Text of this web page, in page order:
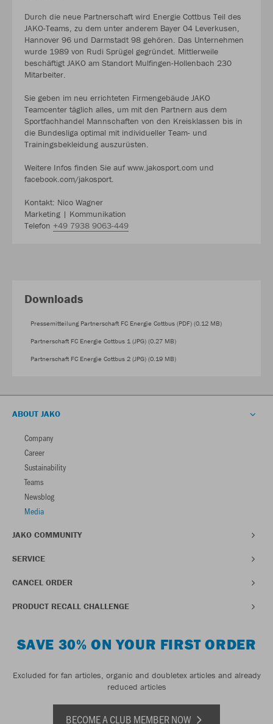
Durch die neue Partnerschaft wird Energie Cottbus Teil des
JAKO-Teams, zu dem unter anderem Bayer 04 Leverkusen,
Hannover 96 und Darmstadt 98 gehören. Das Unternehmen
wurde 1989 von Rudi Sprügel gegründet. Mittlerweile
beschäftigt JAKO am Standort Mulfingen-Hollenbach 230
Mitarbeiter.
Sie geben im neu errichteten Firmengebäude JAKO
Teamcenter täglich alles, um mit den Partnern aus dem
Sportfachhandel Mannschaften von den Kreisklassen bis in
die Bundesliga optimal mit individueller Team- und
Trainingsbekleidung auszurüsten.
Weitere Infos finden Sie auf www.jakosport.com und
facebook.com/jakosport.
Kontakt: Nico Wagner
Marketing | Kommunikation
Telefon +49 7938 9063-449
Downloads
Pressemitteilung Partnerschaft FC Energie Cottbus (PDF) (0.12 MB)
Partnerschaft FC Energie Cottbus 1 (JPG) (0.27 MB)
Partnerschaft FC Energie Cottbus 2 (JPG) (0.19 MB)
ABOUT JAKO
Company
Career
Sustainability
Teams
Newsblog
Media
JAKO COMMUNITY
SERVICE
CANCEL ORDER
PRODUCT RECALL CHALLENGE
SAVE 30% ON YOUR FIRST ORDER
Excluded for fan articles, organic and doubletex articles and already
reduced articles
BECOME A CLUB MEMBER NOW